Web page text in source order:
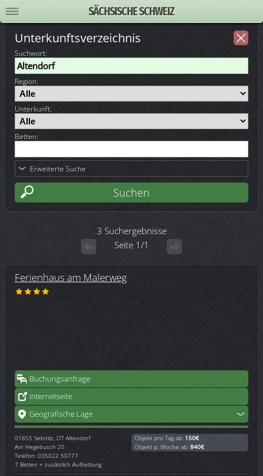
SÄCHSISCHE SCHWEIZ
Unterkunftsverzeichnis
Suchwort:
Region:
Unterkunft:
Betten:
Erweiterte Suche
3 Suchergebnisse
Seite 1/1
Ferienhaus am Malerweg
Buchungsanfrage
Internetseite
Geografische Lage
01855 Sebnitz, OT Altendorf
Am Hegebusch 20
Telefon: 035022 50777
7 Betten + zusätzlich Aufbettung
Objekt pro Tag ab: 150€
Objekt p. Woche ab: 840€